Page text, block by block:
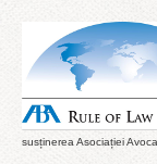
susținerea Asociației